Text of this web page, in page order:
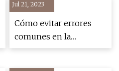
Jul 21, 2023
Cómo evitar errores
comunes en la
instalación de asientos